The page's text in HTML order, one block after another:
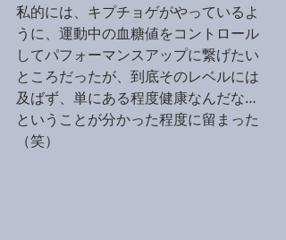
私的には、キプチョゲがやっているよ
うに、運動中の血糖値をコントロール
してパフォーマンスアップに繋げたい
ところだったが、到底そのレベルには
及ばず、単にある程度健康なんだな…
ということが分かった程度に留まった
（笑）